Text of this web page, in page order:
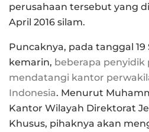
perusahaan tersebut yang
April 2016 silam.
Puncaknya, pada tanggal 19
kemarin, beberapa penyidik
mendatangi kantor
Indonesia. Menurut
Kantor Wilayah Direktorat
Khusus, pihaknya akan